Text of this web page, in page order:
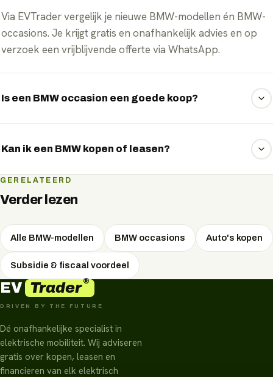
Via EVTrader vergelijk je nieuwe BMW-modellen én BMW-
occasions. Je krijgt gratis en onafhankelijk advies en op
verzoek een vrijblijvende offerte via WhatsApp.
Is een BMW occasion een goede koop?
Let op de batterijgezondheid (SoH) en het laadgedrag —
Kan ik een BMW kopen of leasen?
Beide. Je kunt een BMW kopen, financieren, private
leasen of zakelijk leasen. We rekenen de maandlasten en
GERELATEERD
Verder lezen
Alle BMW-modellen BMW occasions Auto's kopen
Subsidie & fiscaal voordeel
EV Trader®
DRIVEN BY THE FUTURE
Dé onafhankelijke specialist in
elektrische mobiliteit. Wij adviseren
gratis over kopen, leasen en
financieren van elk elektrisch